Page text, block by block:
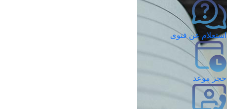
استعلام عن فتوى
حجز موعد